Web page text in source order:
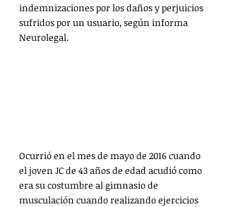
indemnizaciones por los daños y perjuicios
sufridos por un usuario, según informa
Neurolegal.
Ocurrió en el mes de mayo de 2016 cuando
el joven JC de 43 años de edad acudió como
era su costumbre al gimnasio de
musculación cuando realizando ejercicios